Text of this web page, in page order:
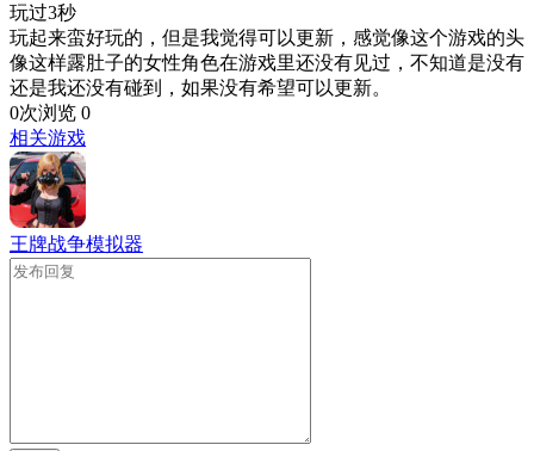
玩过3秒
玩起来蛮好玩的，但是我觉得可以更新，感觉像这个游戏的头
像这样露肚子的女性角色在游戏里还没有见过，不知道是没有
还是我还没有碰到，如果没有希望可以更新。
0次浏览 0
相关游戏
王牌战争模拟器